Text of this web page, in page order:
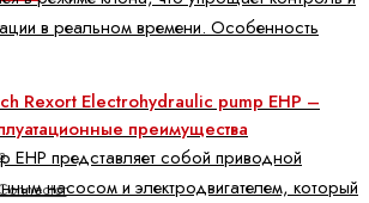
в реальном времени. Особенность
Rexort Electrohydraulic pump EHP –
преимущества
EHP представляет собой приводной
насосом и электродвигателем, который